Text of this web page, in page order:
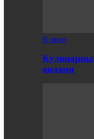
В мире
видами